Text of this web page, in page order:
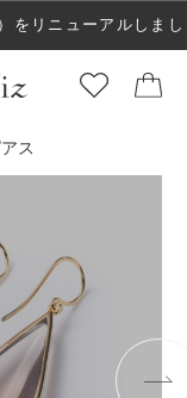
をリニューアルしまし
ス